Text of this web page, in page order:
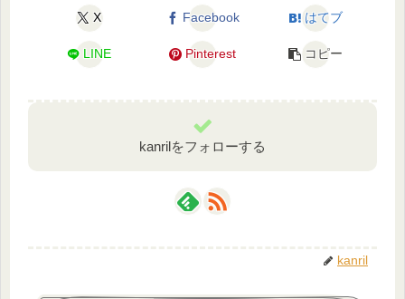
X Facebook はてブ
LINE Pinterest コピー
kanrilをフォローする
kanril